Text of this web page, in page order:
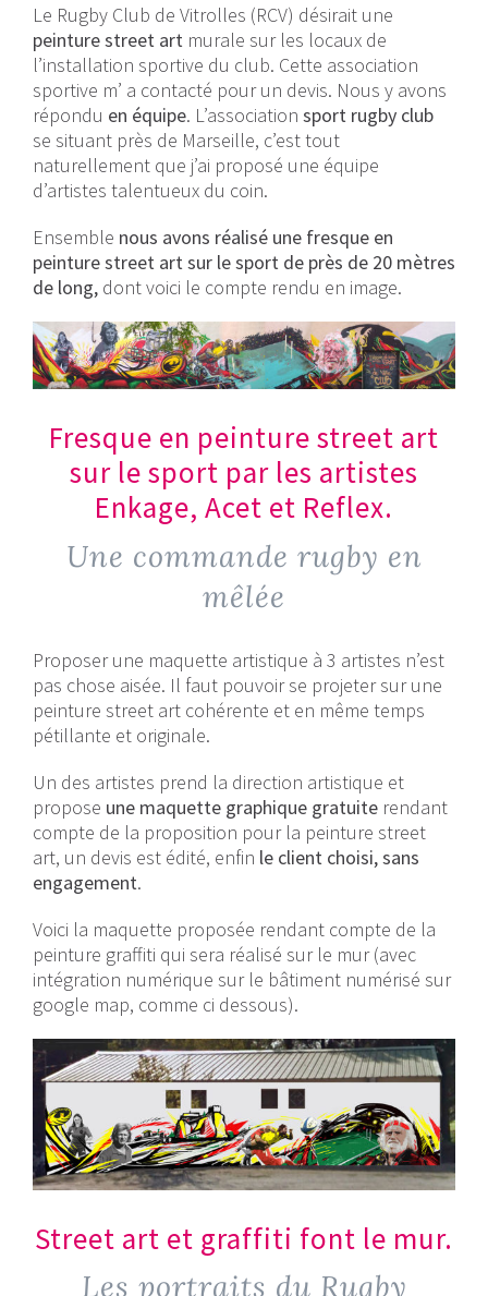
Le Rugby Club de Vitrolles (RCV) désirait une
peinture street art murale sur les locaux de
l’installation sportive du club. Cette association
sportive m’ a contacté pour un devis. Nous y avons
répondu en équipe. L’association sport rugby club
se situant près de Marseille, c’est tout
naturellement que j’ai proposé une équipe
d’artistes talentueux du coin.
Ensemble nous avons réalisé une fresque en
peinture street art sur le sport de près de 20 mètres
de long, dont voici le compte rendu en image.
Fresque en peinture street art
sur le sport par les artistes
Enkage, Acet et Reflex.
Une commande rugby en
mêlée
Proposer une maquette artistique à 3 artistes n’est
pas chose aisée. Il faut pouvoir se projeter sur une
peinture street art cohérente et en même temps
pétillante et originale.
Un des artistes prend la direction artistique et
propose une maquette graphique gratuite rendant
compte de la proposition pour la peinture street
art, un devis est édité, enfin le client choisi, sans
engagement.
Voici la maquette proposée rendant compte de la
peinture graffiti qui sera réalisé sur le mur (avec
intégration numérique sur le bâtiment numérisé sur
google map, comme ci dessous).
Street art et graffiti font le mur.
Les portraits du Rugby